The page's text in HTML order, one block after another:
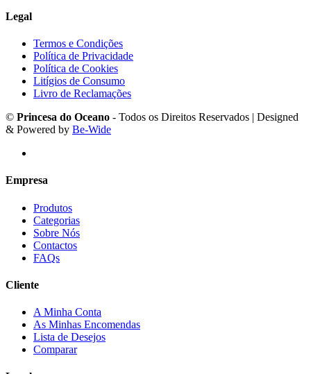
Legal
Termos e Condições
Política de Privacidade
Política de Cookies
Litígios de Consumo
Livro de Reclamações
© Princesa do Oceano - Todos os Direitos Reservados | Designed
& Powered by Be-Wide
Empresa
Produtos
Categorias
Sobre Nós
Contactos
FAQs
Cliente
A Minha Conta
As Minhas Encomendas
Lista de Desejos
Comparar